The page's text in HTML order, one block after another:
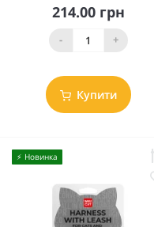
214.00 грн
- +
Купити
⚡️ Новинка